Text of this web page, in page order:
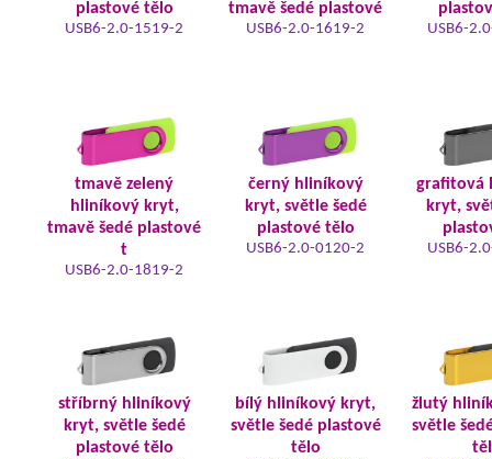
plastové tělo
USB6-2.0-1519-2
tmavě šedé plastové
USB6-2.0-1619-2 USB6-
tmavě zelený
hliníkový kryt,
tmavě šedé plastové
t
USB6-2.0-1819-2
černý hliníkový
kryt, světle šedé
plastové tělo
USB6-2.0-0120-2
grafitová
kryt,
USB6-
stříbrný hliníkový
kryt, světle šedé
plastové tělo
bílý hliníkový kryt,
světle šedé plastové
tělo
žlutý
světle